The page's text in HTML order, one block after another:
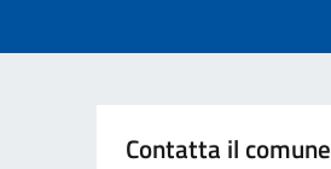
Contatta il comune